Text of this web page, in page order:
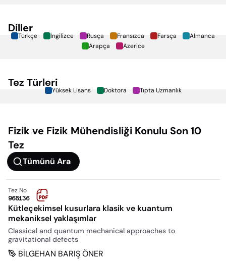
Diller
Türkçe İngilizce Rusça Fransızca Farsça
Almanca
Arapça
Azerice
Tez Türleri
Yüksek Lisans Doktora Tıpta Uzmanlık
Fizik ve Fizik Mühendisliği Konulu Son 10
Tez
Tümünü Ara
Tez No
968136
Kütleçekimsel kusurlara klasik ve kuantum
mekaniksel yaklaşımlar
Classical and quantum mechanical approaches to
gravitational defects
BİLGEHAN BARIŞ ÖNER